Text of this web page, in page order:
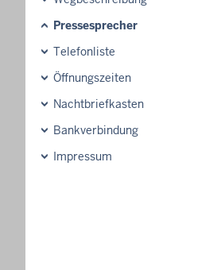
Pressesprecher
Telefonliste
Öffnungszeiten
Nachtbriefkasten
Bankverbindung
Impressum